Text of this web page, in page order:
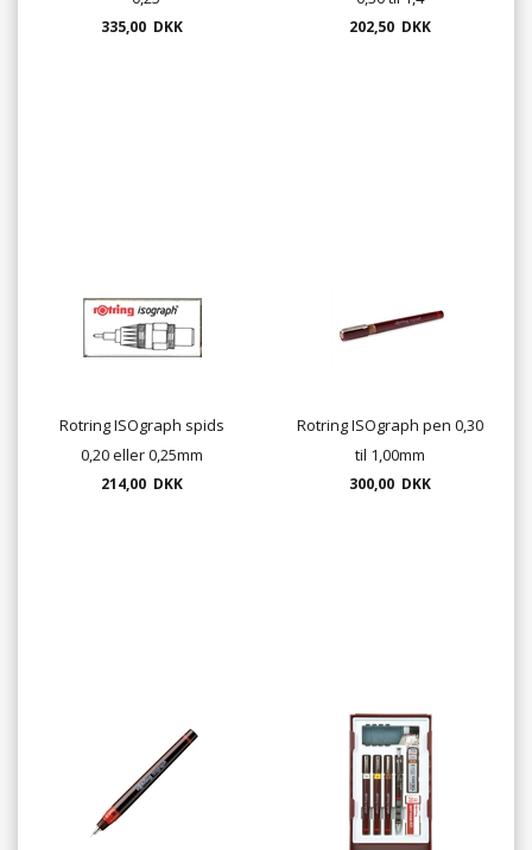
335,00 DKK 202,50 DKK
Rotring ISOgraph spids
0,20 eller 0,25mm
214,00 DKK
Rotring ISOgraph pen 0,30
til 1,00mm
300,00 DKK